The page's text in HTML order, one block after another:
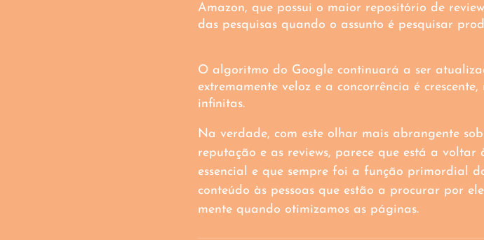
Amazon, que possui o maior repositório de
das pesquisas quando o assunto é pesquisar
O algoritmo do Google continuará a ser
extremamente veloz e a concorrência é
infinitas.
Na verdade, com este olhar mais abrangente
reputação e as reviews, parece que está a
essencial e que sempre foi a função primordial
conteúdo às pessoas que estão a procurar por
mente quando otimizamos as páginas.